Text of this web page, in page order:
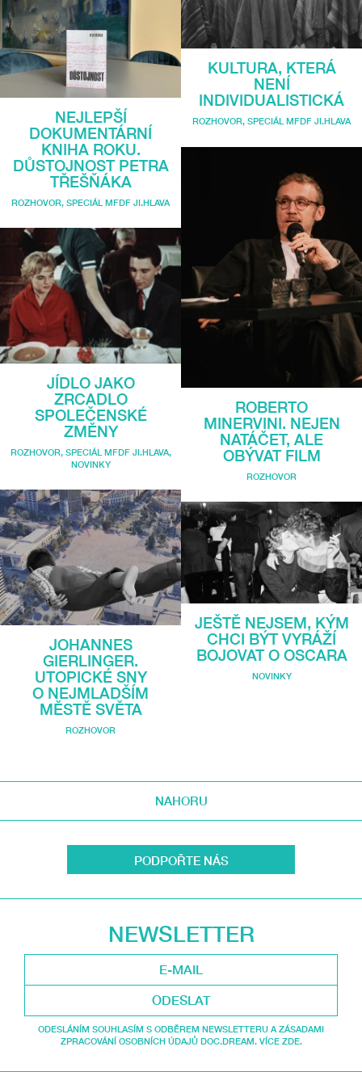
NEJLEPŠÍ
DOKUMENTÁRNÍ
KNIHA ROKU.
DŮSTOJNOST PETRA
TŘEŠŇÁKA
ROZHOVOR, SPECIÁL MFDF JI.HLAVA
JÍDLO JAKO
ZRCADLO
SPOLEČENSKÉ
ZMĚNY
ROZHOVOR, SPECIÁL MFDF JI.HLAVA,
NOVINKY
JOHANNES
GIERLINGER.
UTOPICKÉ SNY
O NEJMLADŠÍM
MĚSTĚ SVĚTA
ROZHOVOR
KULTURA, KTERÁ
NENÍ
INDIVIDUALISTICKÁ
ROZHOVOR, SPECIÁL MFDF JI.HLAVA
ROBERTO
MINERVINI. NEJEN
NATÁČET, ALE
OBÝVAT FILM
ROZHOVOR
JEŠTĚ NEJSEM, KÝM
CHCI BÝT VYRÁŽÍ
BOJOVAT O OSCARA
NOVINKY
NAHORU
PODPOŘTE NÁS
NEWSLETTER
ODESLAT
ODESLÁNÍM SOUHLASÍM S ODBĚREM NEWSLETTERU A ZÁSADAMI
ZPRACOVÁNÍ OSOBNÍCH ÚDAJŮ DOC.DREAM. VÍCE ZDE.